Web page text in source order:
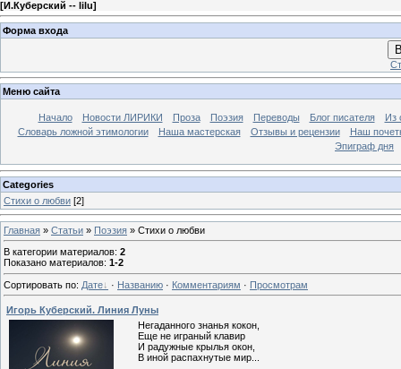
[И.Куберский -- lilu]
Форма входа
Меню сайта
Начало Новости ЛИРИКИ Проза Поэзия Переводы Блог писателя
Из
Словарь ложной этимологии
Наша мастерская Отзывы и рецензии
Наш
Эпиграф дня
Categories
Стихи о любви [2]
Главная » Статьи » Поэзия » Стихи о любви
В категории материалов: 2
Показано материалов: 1-2
Сортировать по: Дате · Названию · Комментариям · Просмотрам
Игорь Куберский. Линия Луны
Негаданного знанья кокон,
Еще не играный клавир
И радужные крылья окон,
В иной распахнутые мир...